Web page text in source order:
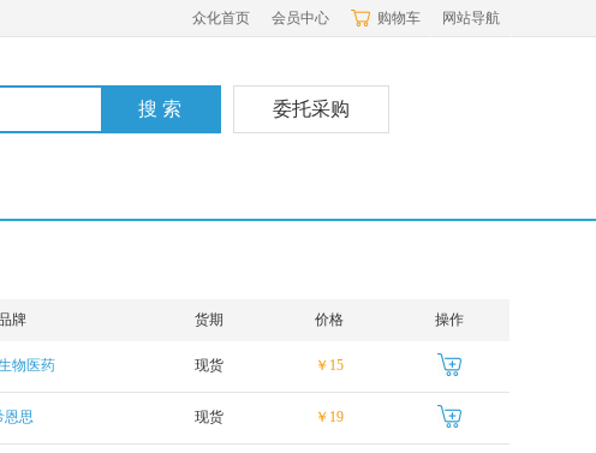
众化首页 会员中心 购物车 网站导航
委托采购
牌 货期 价格 操作
物医药 现货 ￥15
恩思 现货 ￥19